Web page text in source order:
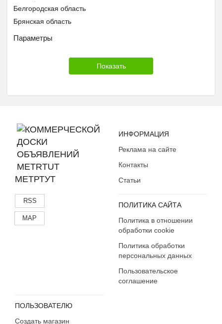
Белгородская область
Брянская область
Бурятия
Волгоградская область
Вологодская область
Забайкальский край
Ивановская область
Ингушетия
Иркутская область
Кабардино-Балкария
Калмыкия
Калужская область
Камчатский край
Костромская область
Краснодарский край
Параметры
МЕТРТУТ
RSS
MAP
ИНФОРМАЦИЯ
Реклама на сайте
Контакты
Статьи
ПОЛИТИКА САЙТА
Политика в отношении
обработки cookie
Политика обработки
персональных данных
Пользовательское
соглашение
ПОЛЬЗОВАТЕЛЮ
Создать магазин